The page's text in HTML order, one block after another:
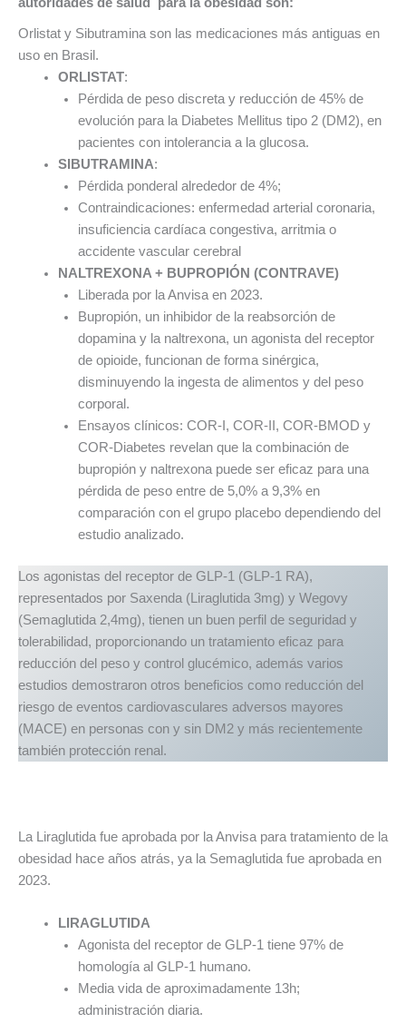
Orlistat y Sibutramina son las medicaciones más antiguas en
uso en Brasil.
ORLISTAT:
Pérdida de peso discreta y reducción de 45% de
evolución para la Diabetes Mellitus tipo 2 (DM2), en
pacientes con intolerancia a la glucosa.
SIBUTRAMINA:
Pérdida ponderal alrededor de 4%;
Contraindicaciones: enfermedad arterial coronaria,
insuficiencia cardíaca congestiva, arritmia o
accidente vascular cerebral
NALTREXONA + BUPROPIÓN (CONTRAVE)
Liberada por la Anvisa en 2023.
Bupropión, un inhibidor de la reabsorción de
dopamina y la naltrexona, un agonista del receptor
de opioide, funcionan de forma sinérgica,
disminuyendo la ingesta de alimentos y del peso
corporal.
Ensayos clínicos: COR-I, COR-II, COR-BMOD y
COR-Diabetes revelan que la combinación de
bupropión y naltrexona puede ser eficaz para una
pérdida de peso entre de 5,0% a 9,3% en
comparación con el grupo placebo dependiendo del
estudio analizado.
Los agonistas del receptor de GLP-1 (GLP-1 RA),
representados por Saxenda (Liraglutida 3mg) y Wegovy
(Semaglutida 2,4mg), tienen un buen perfil de seguridad y
tolerabilidad, proporcionando un tratamiento eficaz para
reducción del peso y control glucémico, además varios
estudios demostraron otros beneficios como reducción del
riesgo de eventos cardiovasculares adversos mayores
(MACE) en personas con y sin DM2 y más recientemente
también protección renal.
La Liraglutida fue aprobada por la Anvisa para tratamiento de la
obesidad hace años atrás, ya la Semaglutida fue aprobada en
2023.
LIRAGLUTIDA
Agonista del receptor de GLP-1 tiene 97% de
homología al GLP-1 humano.
Media vida de aproximadamente 13h;
administración diaria.